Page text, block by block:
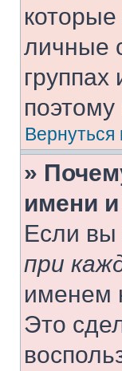
личные
группах
Вернуться
»
имени
Если вы
при
именем
Это